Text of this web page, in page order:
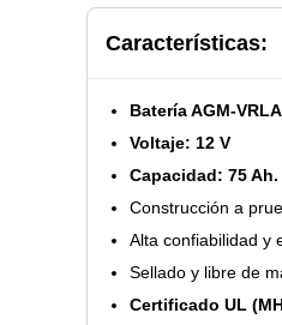
Características:
Batería AGM-
Voltaje: 12 V
Capacidad: 75 Ah.
Construcción a
Alta confiabilidad y
Sellado y libre de
Certificado UL